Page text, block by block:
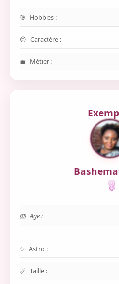
Hobbies :
Caractère :
Métier :
Age :
Astro :
Taille :